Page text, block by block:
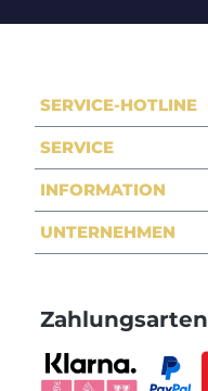
SERVICE-HOTLINE
SERVICE
INFORMATION
UNTERNEHMEN
Zahlungsarten